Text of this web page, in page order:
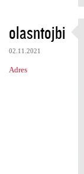
olasntojbi
02.11.2021
Adres